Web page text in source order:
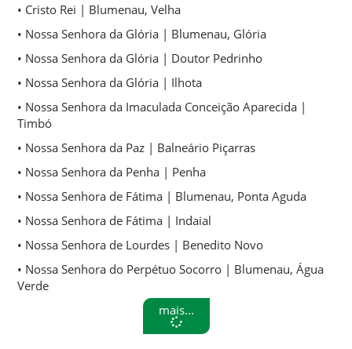
• Cristo Rei | Blumenau, Velha
• Nossa Senhora da Glória | Blumenau, Glória
• Nossa Senhora da Glória | Doutor Pedrinho
• Nossa Senhora da Glória | Ilhota
• Nossa Senhora da Imaculada Conceição Aparecida |
Timbó
• Nossa Senhora da Paz | Balneário Piçarras
• Nossa Senhora da Penha | Penha
• Nossa Senhora de Fátima | Blumenau, Ponta Aguda
• Nossa Senhora de Fátima | Indaial
• Nossa Senhora de Lourdes | Benedito Novo
• Nossa Senhora do Perpétuo Socorro | Blumenau, Água
Verde
mais...